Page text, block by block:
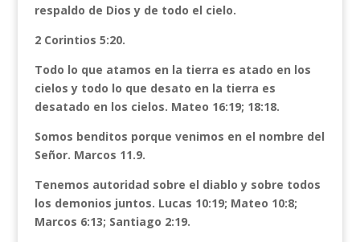
respaldo de Dios y de todo el cielo.
2 Corintios 5:20.
Todo lo que atamos en la tierra es atado en los
cielos y todo lo que desato en la tierra es
desatado en los cielos. Mateo 16:19; 18:18.
Somos benditos porque venimos en el nombre del
Señor. Marcos 11.9.
Tenemos autoridad sobre el diablo y sobre todos
los demonios juntos. Lucas 10:19; Mateo 10:8;
Marcos 6:13; Santiago 2:19.